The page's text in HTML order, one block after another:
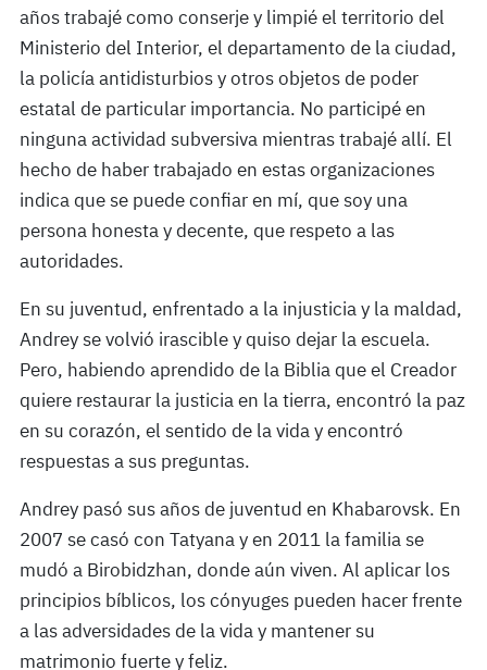
años trabajé como conserje y limpié el territorio del
Ministerio del Interior, el departamento de la ciudad,
la policía antidisturbios y otros objetos de poder
estatal de particular importancia. No participé en
ninguna actividad subversiva mientras trabajé allí. El
hecho de haber trabajado en estas organizaciones
indica que se puede confiar en mí, que soy una
persona honesta y decente, que respeto a las
autoridades.
En su juventud, enfrentado a la injusticia y la maldad,
Andrey se volvió irascible y quiso dejar la escuela.
Pero, habiendo aprendido de la Biblia que el Creador
quiere restaurar la justicia en la tierra, encontró la paz
en su corazón, el sentido de la vida y encontró
respuestas a sus preguntas.
Andrey pasó sus años de juventud en Khabarovsk. En
2007 se casó con Tatyana y en 2011 la familia se
mudó a Birobidzhan, donde aún viven. Al aplicar los
principios bíblicos, los cónyuges pueden hacer frente
a las adversidades de la vida y mantener su
matrimonio fuerte y feliz.